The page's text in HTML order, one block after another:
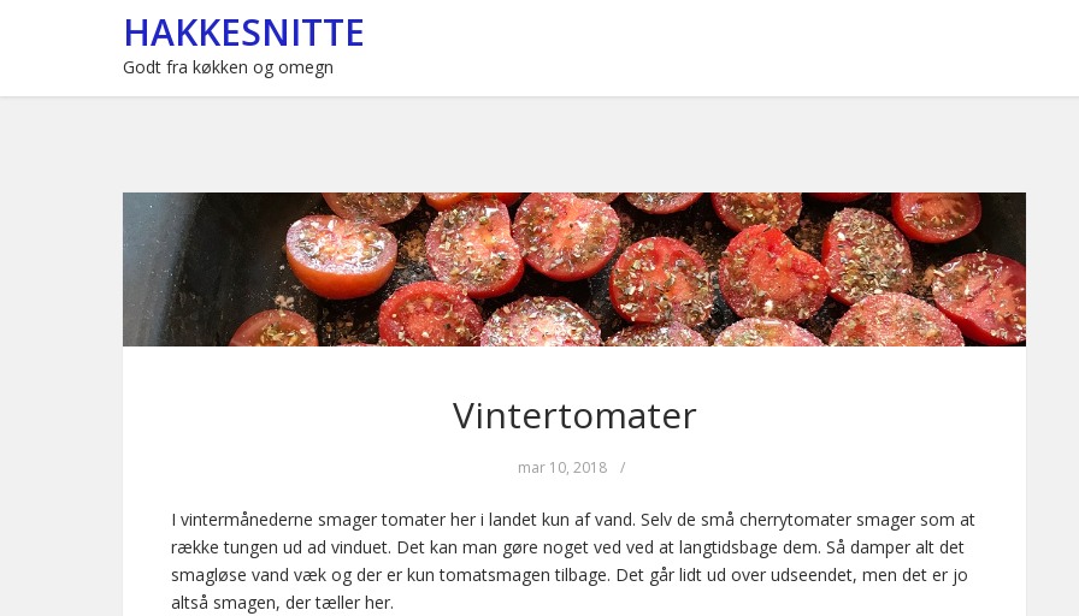
HAKKESNITTE
Godt fra køkken og omegn
Vintertomater
mar 10, 2018 /
I vintermånederne smager tomater her i landet kun af vand. Selv de små cherrytomater smager som at
række tungen ud ad vinduet. Det kan man gøre noget ved ved at langtidsbage dem. Så damper alt det
smagløse vand væk og der er kun tomatsmagen tilbage. Det går lidt ud over udseendet, men det er jo
altså smagen, der tæller her.